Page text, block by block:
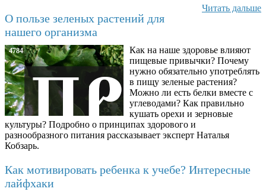
Читать дальше
О пользе зеленых растений для
нашего организма
4784
Как на наше здоровье влияют
пищевые привычки? Почему
нужно обязательно употреблять
в пищу зеленые растения?
Можно ли есть белки вместе с
углеводами? Как правильно
кушать орехи и зерновые
культуры? Подробно о принципах здорового и
разнообразного питания рассказывает эксперт Наталья
Кобзарь.
Как мотивировать ребенка к учебе? Интересные
лайфхаки